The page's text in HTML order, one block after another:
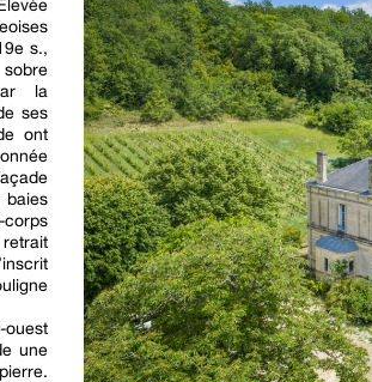
s.,
la
ses
ont
ouest
une